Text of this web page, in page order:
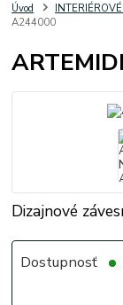
Úvod
A244000
Dizajnové
Dostupnosť